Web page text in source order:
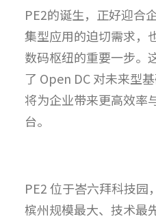
PE2的诞生，正好迎合
集型应用的迫切需求，
数码枢纽的重要一步。
了 Open DC 对未来型
将为企业带来更高效率
台。
PE2 位于峇六拜科技园
槟州规模最大、技术最